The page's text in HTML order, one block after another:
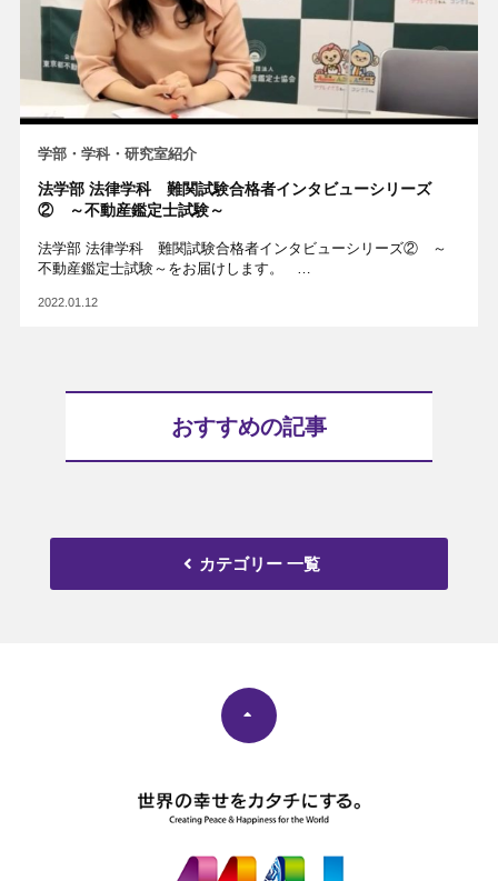
学部・学科・研究室紹介
法学部 法律学科 難関試験合格者インタビューシリーズ
② ～不動産鑑定士試験～
法学部 法律学科 難関試験合格者インタビューシリーズ② ～
不動産鑑定士試験～をお届けします。 …
2022.01.12
おすすめの記事
カテゴリー 一覧